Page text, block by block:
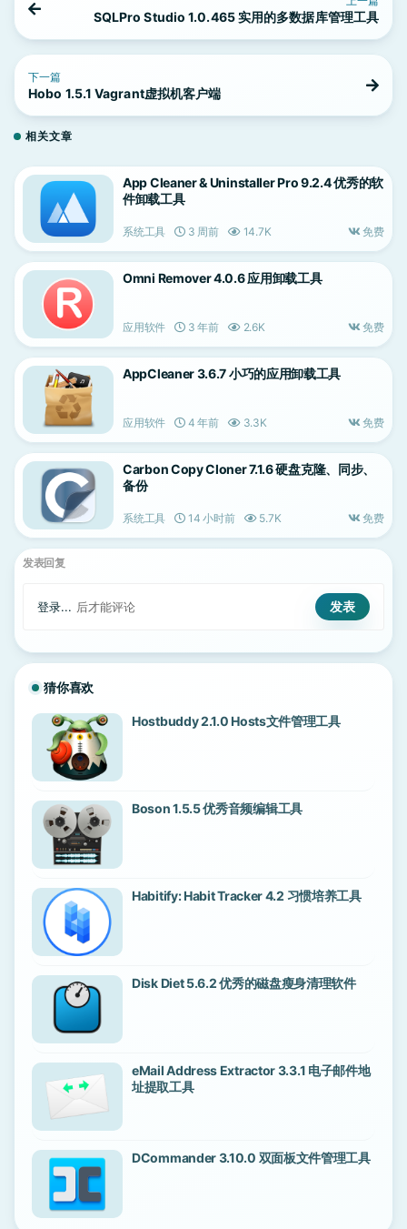
SQLPro Studio 1.0.465 实用的多数据库管理工具
下一篇
Hobo 1.5.1 Vagrant虚拟机客户端
相关文章
App Cleaner & Uninstaller Pro 9.2.4 优秀的软
件卸载工具
系统工具 3 周前 14.7K 免费
Omni Remover 4.0.6 应用卸载工具
应用软件 3 年前 2.6K 免费
AppCleaner 3.6.7 小巧的应用卸载工具
应用软件 4 年前 3.3K 免费
Carbon Copy Cloner 7.1.6 硬盘克隆、同步、
备份
系统工具 14 小时前 5.7K 免费
发表回复
登录... 后才能评论
猜你喜欢
Hostbuddy 2.1.0 Hosts文件管理工具
Boson 1.5.5 优秀音频编辑工具
Habitify: Habit Tracker 4.2 习惯培养工具
Disk Diet 5.6.2 优秀的磁盘瘦身清理软件
eMail Address Extractor 3.3.1 电子邮件地
址提取工具
DCommander 3.10.0 双面板文件管理工具